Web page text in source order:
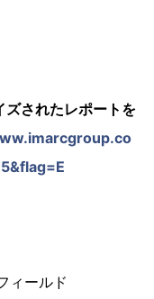
ズされたレポートを
ィールド